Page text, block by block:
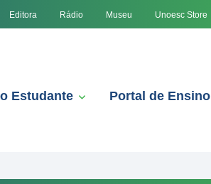
Editora Rádio Museu Unoesc Store
Estudante Portal de Ensino